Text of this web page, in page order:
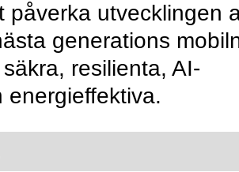
påverka utvecklingen
generations
resilienta, AI-
energieffektiva.